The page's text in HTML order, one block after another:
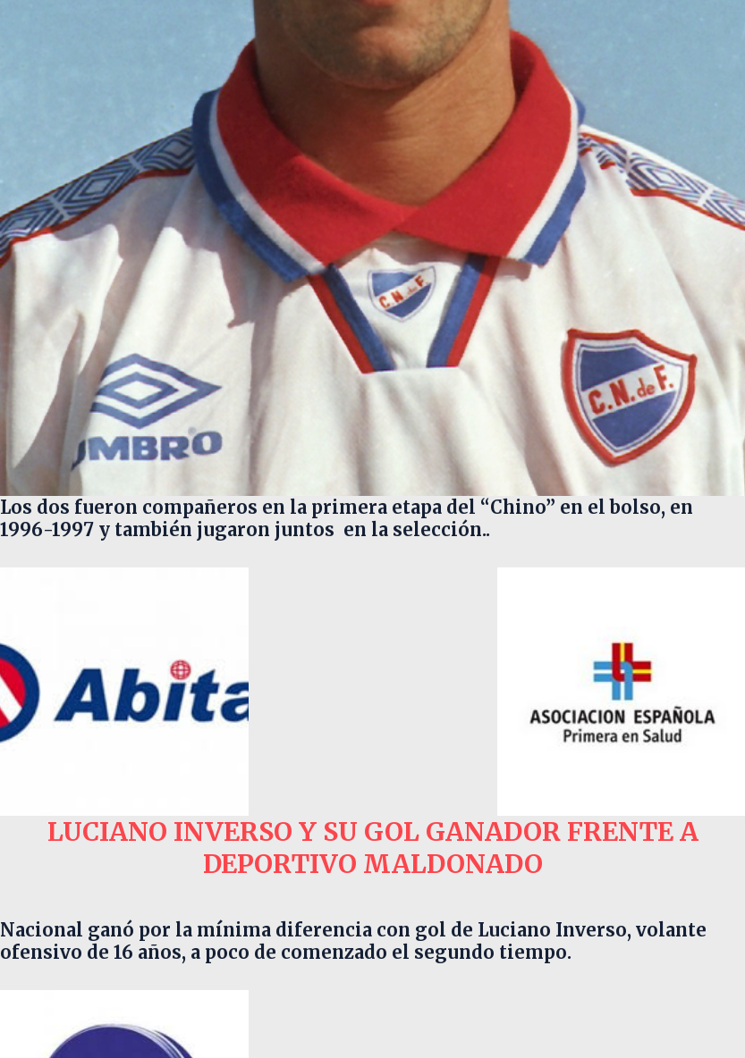
Los dos fueron compañeros en la primera etapa del “Chino” en el bolso, en
1996-1997 y también jugaron juntos en la selección..
LUCIANO INVERSO Y SU GOL GANADOR FRENTE A
DEPORTIVO MALDONADO
Nacional ganó por la mínima diferencia con gol de Luciano Inverso, volante
ofensivo de 16 años, a poco de comenzado el segundo tiempo.